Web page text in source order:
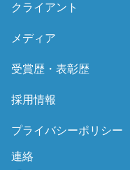
クライアント
メディア
受賞歴・表彰歴
採用情報
プライバシーポリシー
連絡